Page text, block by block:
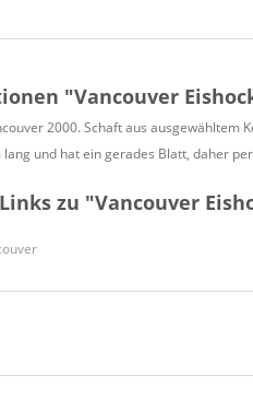
"Vancouver
2000. Schaft aus
lang und hat ein gerades Blatt, daher
zu "Vancouver